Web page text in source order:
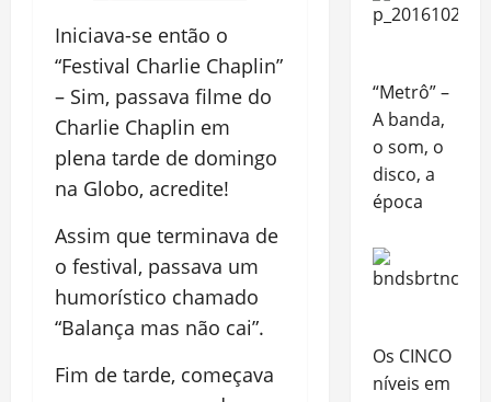
Iniciava-se então o
“Festival Charlie Chaplin”
– Sim, passava filme do
Charlie Chaplin em
plena tarde de domingo
na Globo, acredite!
Assim que terminava de
o festival, passava um
humorístico chamado
“Balança mas não cai”.
Fim de tarde, começava
“Metrô” –
A banda,
o som, o
disco, a
época
Os CINCO
níveis em